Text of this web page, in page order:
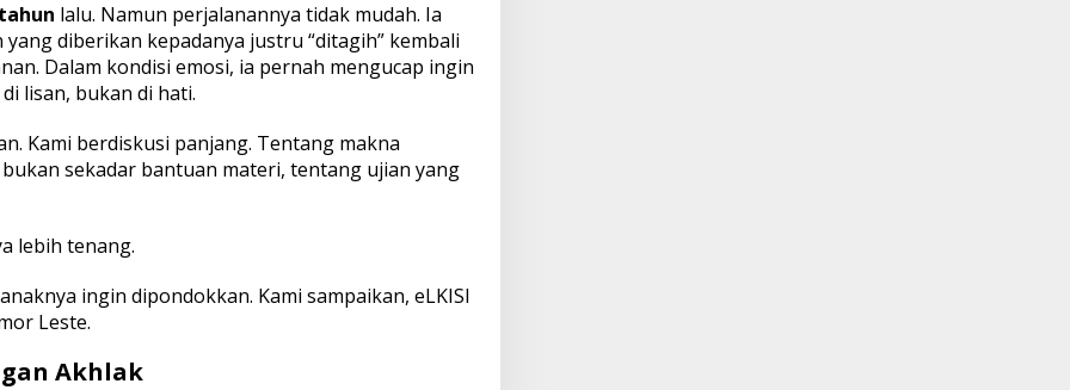
lalu. Namun perjalanannya tidak mudah. Ia
diberikan kepadanya justru “ditagih” kembali
Dalam kondisi emosi, ia pernah mengucap ingin
lisan, bukan di hati.
Kami berdiskusi panjang. Tentang makna
sekadar bantuan materi, tentang ujian yang
lebih tenang.
ingin dipondokkan. Kami sampaikan, eLKISI
Leste.
Akhlak